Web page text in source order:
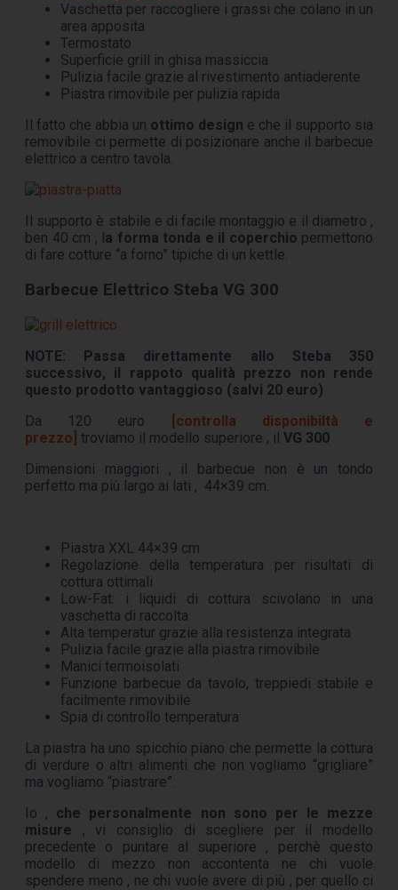
Vaschetta per raccogliere i grassi che colano in un
area apposita
Termostato
Superficie grill in ghisa massiccia
Pulizia facile grazie al rivestimento antiaderente
Piastra rimovibile per pulizia rapida
Il fatto che abbia un ottimo design e che il supporto sia
removibile ci permette di posizionare anche il barbecue
elettrico a centro tavola.
Il supporto è stabile e di facile montaggio e il diametro ,
ben 40 cm , l a forma tonda e il coperchio permettono
di fare cotture “a forno” tipiche di un kettle.
Barbecue Elettrico Steba VG 300
NOTE: Passa direttamente allo Steba 350
successivo, il rappoto qualità prezzo non rende
questo prodotto vantaggioso (salvi 20 euro)
Da 120 euro [controlla disponibiltà e
prezzo] troviamo il modello superiore , il VG 300
Dimensioni maggiori , il barbecue non è un tondo
perfetto ma più largo ai lati , 44×39 cm.
Piastra XXL 44×39 cm
Regolazione della temperatura per risultati di
cottura ottimali
Low-Fat: i liquidi di cottura scivolano in una
vaschetta di raccolta
Alta temperatur grazie alla resistenza integrata
Pulizia facile grazie alla piastra rimovibile
Manici termoisolati
Funzione barbecue da tavolo, treppiedi stabile e
facilmente rimovibile
Spia di controllo temperatura
La piastra ha uno spicchio piano che permette la cottura
di verdure o altri alimenti che non vogliamo “grigliare”
ma vogliamo “piastrare”.
Io , che personalmente non sono per le mezze
misure , vi consiglio di scegliere per il modello
precedente o puntare al superiore , perchè questo
modello di mezzo non accontenta ne chi vuole
spendere meno , ne chi vuole avere di più , per quello ci